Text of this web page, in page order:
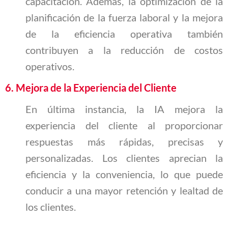
planificación de la fuerza laboral y la mejora
de la eficiencia operativa también
contribuyen a la reducción de costos
operativos.
6. Mejora de la Experiencia del Cliente
En última instancia, la IA mejora la
experiencia del cliente al proporcionar
respuestas más rápidas, precisas y
personalizadas. Los clientes aprecian la
eficiencia y la conveniencia, lo que puede
conducir a una mayor retención y lealtad de
los clientes.